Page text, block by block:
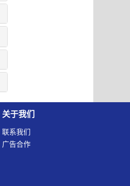
关于我们
联系我们
广告合作